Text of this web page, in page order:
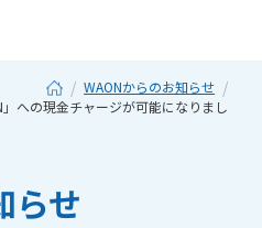
WAONからのお知らせ
への現金チャージが可能になりまし
らせ